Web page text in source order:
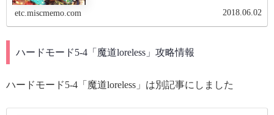
etc.miscmemo.com 2018.06.02
ハードモード5-4「魔道loreless」攻略情報
ハードモード5-4「魔道loreless」は別記事にしました